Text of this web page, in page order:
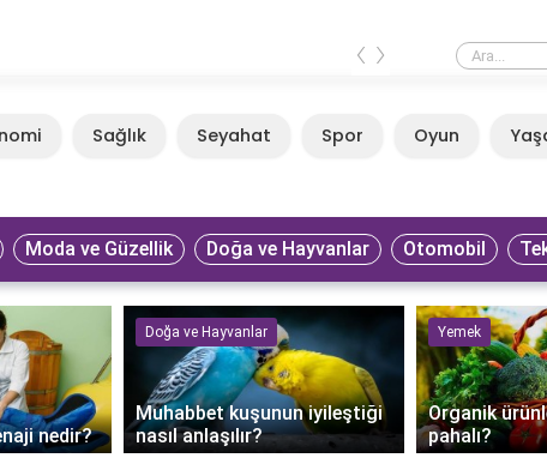
Patlıcan neden gaz
‹ ›
Sağlık Seyahat Spor Oyun
Moda ve Güzellik Doğa ve Hayvanlar Otomobil
nedir?
Doğa ve Hayvanlar
Muhabbet kuşunun iyileştiği
nasıl anlaşılır?
Yemek
Organik
pahalı?